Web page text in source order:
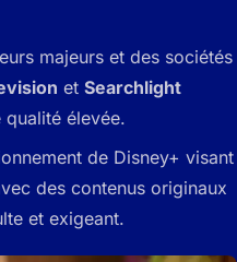
majeurs et des sociétés
et Searchlight
qualité élevée.
de Disney+ visant
des contenus originaux
et exigeant.